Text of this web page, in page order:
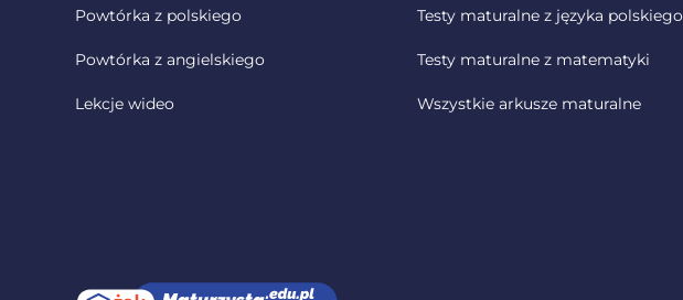
Powtórka z polskiego
Powtórka z angielskiego
Lekcje wideo
Testy maturalne z języka polskiego
Testy maturalne z matematyki
Wszystkie arkusze maturalne